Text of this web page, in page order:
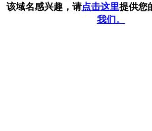
该域名感兴趣，请点击这里提供您
我们。